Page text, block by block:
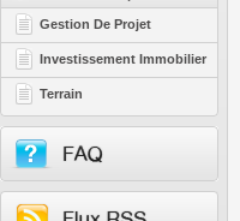
Gestion De Projet
Investissement Immobilier
Terrain